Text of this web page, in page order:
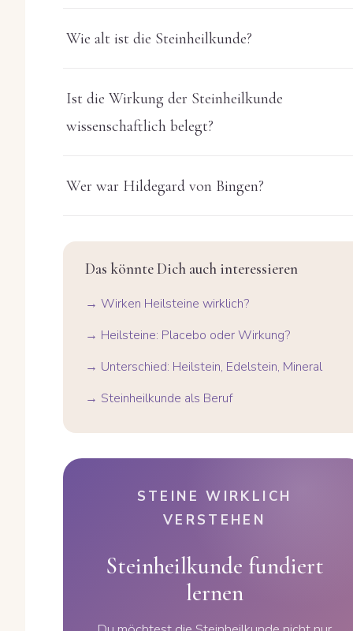
Wie alt ist die Steinheilkunde?
Ist die Wirkung der Steinheilkunde
wissenschaftlich belegt?
Wer war Hildegard von Bingen?
Das könnte Dich auch interessieren
→ Wirken Heilsteine wirklich?
→ Heilsteine: Placebo oder Wirkung?
→ Unterschied: Heilstein, Edelstein, Mineral
→ Steinheilkunde als Beruf
STEINE WIRKLICH
VERSTEHEN
Steinheilkunde fundiert
lernen